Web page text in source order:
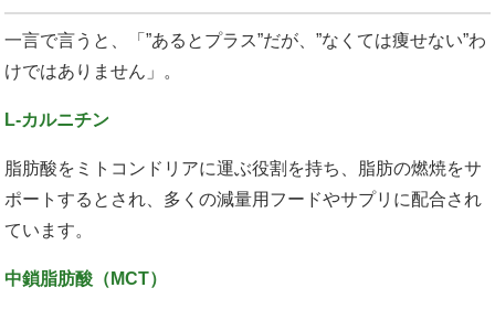
一言で言うと、「”あるとプラス”だが、”なくては痩せない”わ
けではありません」。
L-カルニチン
脂肪酸をミトコンドリアに運ぶ役割を持ち、脂肪の燃焼をサ
ポートするとされ、多くの減量用フードやサプリに配合され
ています。
中鎖脂肪酸（MCT）